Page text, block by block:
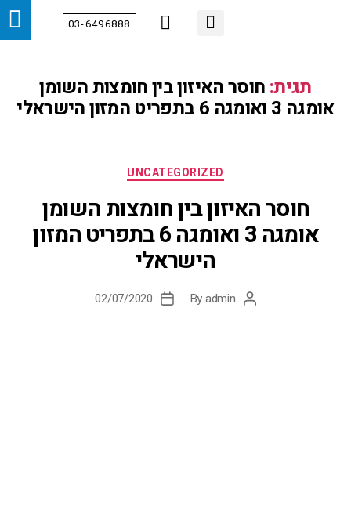
03-6496888
תגית: חוסר האיזון בין חומצות השומן
אומגה 3 ואומגה 6 בתפריט המזון הישראלי
UNCATEGORIZED
חוסר האיזון בין חומצות השומן
אומגה 3 ואומגה 6 בתפריט המזון
הישראלי
Byadmin
02/07/2020